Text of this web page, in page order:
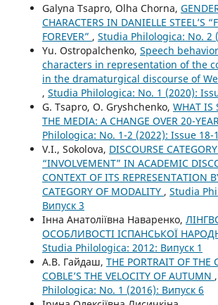
Galyna Tsapro, Olha Chorna,
CHARACTERS IN DANIELLE STEEL’S
FOREVER” , Studia Philologica: No. 2
Yu. Ostropalchenko, Speech
characters in representation of the
in the dramaturgical discourse of
, Studia Philologica: No. 1 (2020):
G. Tsapro, O. Gryshchenko, WHAT IS
THE MEDIA: A CHANGE OVER 20-
Philologica: No. 1-2 (2022): Issue 18-
V.I., Sokolova, DISCOURSE
“INVOLVEMENT” IN ACADEMIC
CONTEXT OF ITS REPRESENTATION
CATEGORY OF MODALITY , Studia
Випуск 3
Інна Анатоліївна Наваренко,
ОСОБЛИВОСТІ ІСПАНСЬКОЇ
Studia Philologica: 2012: Випуск 1
А.В. Гайдаш, THE PORTRAIT OF THE
COBLE’S THE VELOCITY OF AUTUMN ,
Philologica: No. 1 (2016): Випуск 6